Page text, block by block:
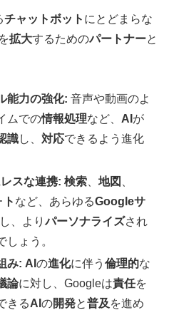
チャットボット にとどまらな
を拡大するためのパートナーと
能力の強化: 音声や動画のよ
ムでの情報処理など、 AI が
識し、対応できるよう進化
スな連携: 検索 、地図
など、あらゆるGoogleサ
、よりパーソナライズされ
しょう。
み: AIの進化に伴う倫理的な
論に対し、Googleは責任を
きるAIの開発と普及 を進め